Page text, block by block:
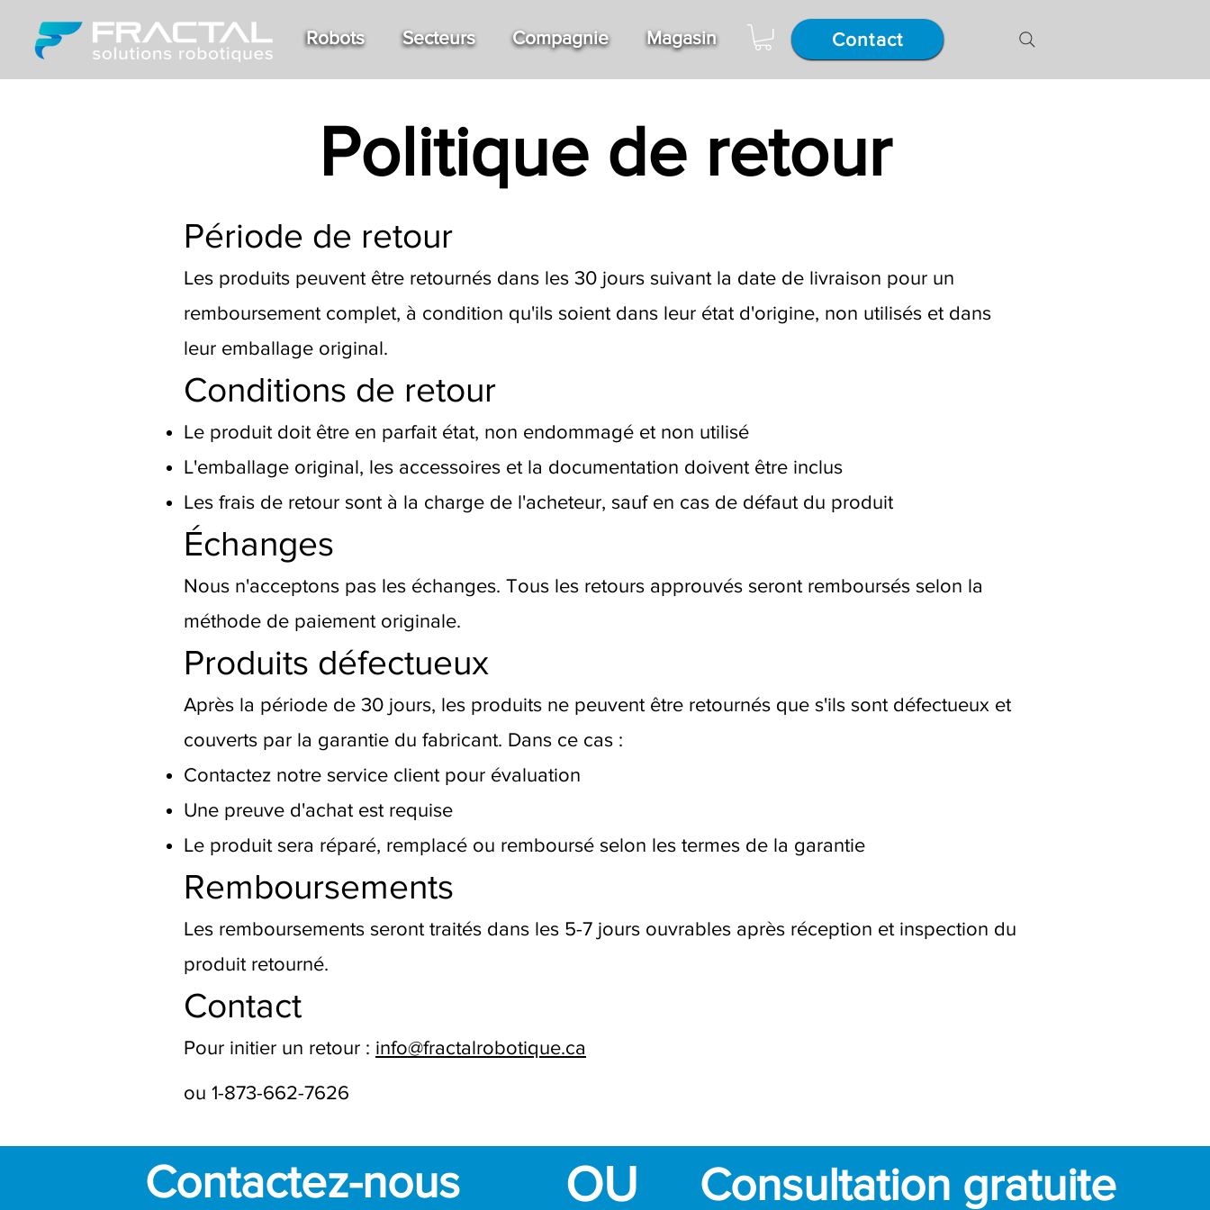
Robots Secteurs Compagnie Magasin Contact
Politique de retour
Période de retour
Les produits peuvent être retournés dans les 30 jours suivant la date de livraison pour un
remboursement complet, à condition qu'ils soient dans leur état d'origine, non utilisés et dans
leur emballage original.
Conditions de retour
Le produit doit être en parfait état, non endommagé et non utilisé
L'emballage original, les accessoires et la documentation doivent être inclus
Les frais de retour sont à la charge de l'acheteur, sauf en cas de défaut du produit
Échanges
Nous n'acceptons pas les échanges. Tous les retours approuvés seront remboursés selon la
méthode de paiement originale.
Produits défectueux
Après la période de 30 jours, les produits ne peuvent être retournés que s'ils sont défectueux et
couverts par la garantie du fabricant. Dans ce cas :
Contactez notre service client pour évaluation
Une preuve d'achat est requise
Le produit sera réparé, remplacé ou remboursé selon les termes de la garantie
Remboursements
Les remboursements seront traités dans les 5-7 jours ouvrables après réception et inspection du
produit retourné.
Contact
Pour initier un retour : info@fractalrobotique.ca
ou 1-873-662-7626
Contactez-nous Consultation gratuite
OU